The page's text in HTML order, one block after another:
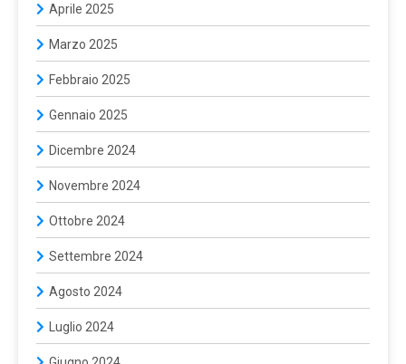
Aprile 2025
Marzo 2025
Febbraio 2025
Gennaio 2025
Dicembre 2024
Novembre 2024
Ottobre 2024
Settembre 2024
Agosto 2024
Luglio 2024